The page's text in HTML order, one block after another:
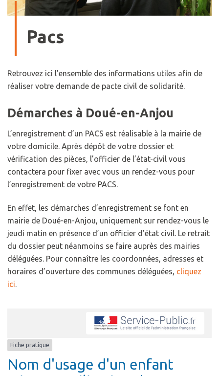
Pacs
Retrouvez ici l’ensemble des informations utiles afin de
réaliser votre demande de pacte civil de solidarité.
Démarches à Doué-en-Anjou
L’enregistrement d’un PACS est réalisable à la mairie de
votre domicile. Après dépôt de votre dossier et
vérification des pièces, l’officier de l’état-civil vous
contactera pour fixer avec vous un rendez-vous pour
l’enregistrement de votre PACS.
En effet, les démarches d’enregistrement se font en
mairie de Doué-en-Anjou, uniquement sur rendez-vous le
jeudi matin en présence d’un officier d’état civil. Le retrait
du dossier peut néanmoins se faire auprès des mairies
déléguées. Pour connaître les coordonnées, adresses et
horaires d’ouverture des communes déléguées, cliquez
ici.
Fiche pratique
Nom d'usage d'un enfant